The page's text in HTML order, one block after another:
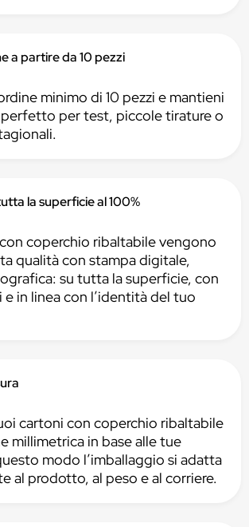
a partire da 10 pezzi
minimo di 10 pezzi e mantieni
per test, piccole tirature o
la superficie al 100%
coperchio ribaltabile vengono
qualità con stampa digitale,
su tutta la superficie, con
in linea con l’identità del tuo
cartoni con coperchio ribaltabile
millimetrica in base alle tue
modo l’imballaggio si adatta
al prodotto, al peso e al corriere.